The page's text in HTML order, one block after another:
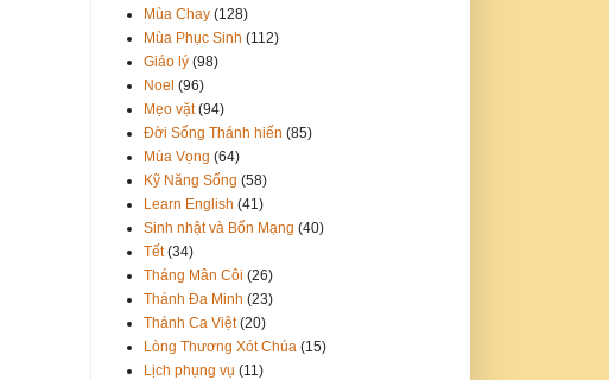
Mùa Chay (128)
Mùa Phục Sinh (112)
Giáo lý (98)
Noel (96)
Mẹo vặt (94)
Đời Sống Thánh hiến (85)
Mùa Vọng (64)
Kỹ Năng Sống (58)
Learn English (41)
Sinh nhật và Bổn Mạng (40)
Tết (34)
Tháng Mân Côi (26)
Thánh Đa Minh (23)
Thánh Ca Việt (20)
Lòng Thương Xót Chúa (15)
Lịch phụng vụ (11)